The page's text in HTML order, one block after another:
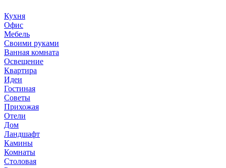
Кухня
Офис
Мебель
Своими руками
Ванная комната
Освещение
Квартира
Идеи
Гостиная
Советы
Прихожая
Отели
Дом
Ландшафт
Камины
Комнаты
Столовая